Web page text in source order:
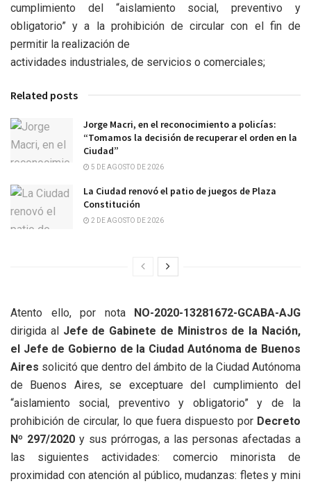
cumplimiento del “aislamiento social, preventivo y
obligatorio” y a la prohibición de circular con el fin de
permitir la realización de
actividades industriales, de servicios o comerciales;
Related posts
Jorge Macri, en el reconocimiento a policías:
“Tomamos la decisión de recuperar el orden en la
Ciudad”
5 DE AGOSTO DE 2026
La Ciudad renovó el patio de juegos de Plaza
Constitución
2 DE AGOSTO DE 2026
Atento ello, por nota NO-2020-13281672-GCABA-AJG
dirigida al Jefe de Gabinete de Ministros de la Nación,
el Jefe de Gobierno de la Ciudad Autónoma de Buenos
Aires solicitó que dentro del ámbito de la Ciudad Autónoma
de Buenos Aires, se exceptuare del cumplimiento del
“aislamiento social, preventivo y obligatorio” y de la
prohibición de circular, lo que fuera dispuesto por Decreto
Nº 297/2020y sus prórrogas, a las personas afectadas a
las siguientes actividades: comercio minorista de
proximidad con atención al público, mudanzas: fletes y mini